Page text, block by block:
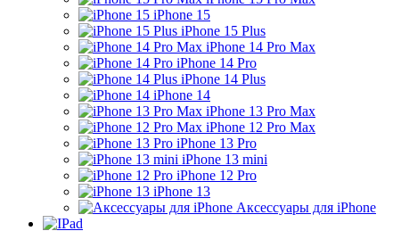
iPhone 15
iPhone 15 Plus
iPhone 14 Pro Max
iPhone 14 Pro
iPhone 14 Plus
iPhone 14
iPhone 13 Pro Max
iPhone 12 Pro Max
iPhone 13 Pro
iPhone 13 mini
iPhone 12 Pro
iPhone 13
Аксессуары для iPhone